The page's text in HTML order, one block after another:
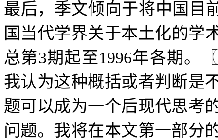
最后，季文倾向于将中国目
国当代学界关于本土化的学
总第3期起至1996年各期。〖
我认为这种概括或者判断是
题可以成为一个后现代思考
问题。我将在本文第一部分